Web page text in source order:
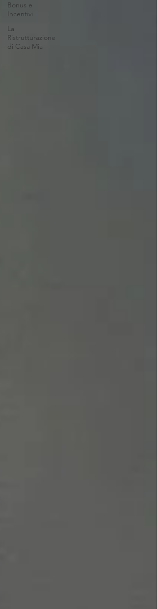
Bonus e
Incentivi
La
Ristrutturazione
di Casa Mia